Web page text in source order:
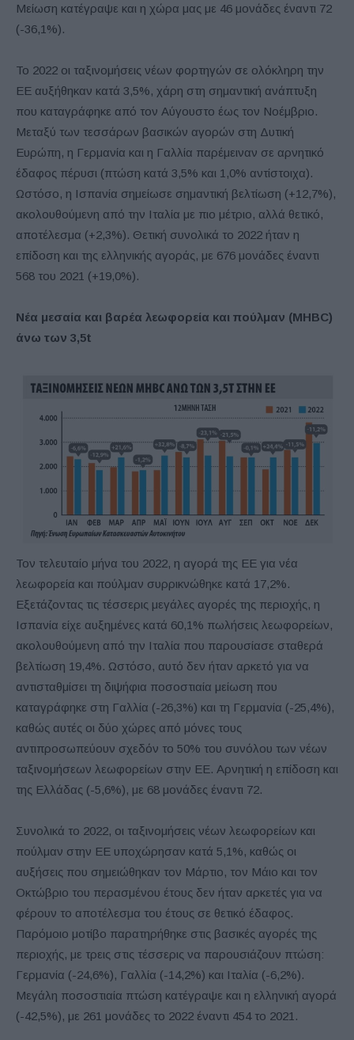
Μείωση κατέγραψε και η χώρα μας με 46 μονάδες έναντι 72
(-36,1%).
Το 2022 οι ταξινομήσεις νέων φορτηγών σε ολόκληρη την
ΕΕ αυξήθηκαν κατά 3,5%, χάρη στη σημαντική ανάπτυξη
που καταγράφηκε από τον Αύγουστο έως τον Νοέμβριο.
Μεταξύ των τεσσάρων βασικών αγορών στη Δυτική
Ευρώπη, η Γερμανία και η Γαλλία παρέμειναν σε αρνητικό
έδαφος πέρυσι (πτώση κατά 3,5% και 1,0% αντίστοιχα).
Ωστόσο, η Ισπανία σημείωσε σημαντική βελτίωση (+12,7%),
ακολουθούμενη από την Ιταλία με πιο μέτριο, αλλά θετικό,
αποτέλεσμα (+2,3%). Θετική συνολικά το 2022 ήταν η
επίδοση και της ελληνικής αγοράς, με 676 μονάδες έναντι
568 του 2021 (+19,0%).
Νέα μεσαία και βαρέα λεωφορεία και πούλμαν (MHBC)
άνω των 3,5t
Τον τελευταίο μήνα του 2022, η αγορά της ΕΕ για νέα
λεωφορεία και πούλμαν συρρικνώθηκε κατά 17,2%.
Εξετάζοντας τις τέσσερις μεγάλες αγορές της περιοχής, η
Ισπανία είχε αυξημένες κατά 60,1% πωλήσεις λεωφορείων,
ακολουθούμενη από την Ιταλία που παρουσίασε σταθερά
βελτίωση 19,4%. Ωστόσο, αυτό δεν ήταν αρκετό για να
αντισταθμίσει τη διψήφια ποσοστιαία μείωση που
καταγράφηκε στη Γαλλία (-26,3%) και τη Γερμανία (-25,4%),
καθώς αυτές οι δύο χώρες από μόνες τους
αντιπροσωπεύουν σχεδόν το 50% του συνόλου των νέων
ταξινομήσεων λεωφορείων στην ΕΕ. Αρνητική η επίδοση και
της Ελλάδας (-5,6%), με 68 μονάδες έναντι 72.
Συνολικά το 2022, οι ταξινομήσεις νέων λεωφορείων και
πούλμαν στην ΕΕ υποχώρησαν κατά 5,1%, καθώς οι
αυξήσεις που σημειώθηκαν τον Μάρτιο, τον Μάιο και τον
Οκτώβριο του περασμένου έτους δεν ήταν αρκετές για να
φέρουν το αποτέλεσμα του έτους σε θετικό έδαφος.
Παρόμοιο μοτίβο παρατηρήθηκε στις βασικές αγορές της
περιοχής, με τρεις στις τέσσερις να παρουσιάζουν πτώση:
Γερμανία (-24,6%), Γαλλία (-14,2%) και Ιταλία (-6,2%).
Μεγάλη ποσοστιαία πτώση κατέγραψε και η ελληνική αγορά
(-42,5%), με 261 μονάδες το 2022 έναντι 454 το 2021.